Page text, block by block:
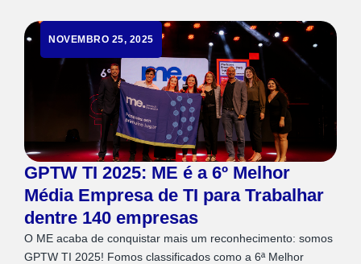
NOVEMBRO 25, 2025
GPTW TI 2025: ME é a 6º Melhor
Média Empresa de TI para Trabalhar
dentre 140 empresas
O ME acaba de conquistar mais um reconhecimento: somos
GPTW TI 2025! Fomos classificados como a 6ª Melhor